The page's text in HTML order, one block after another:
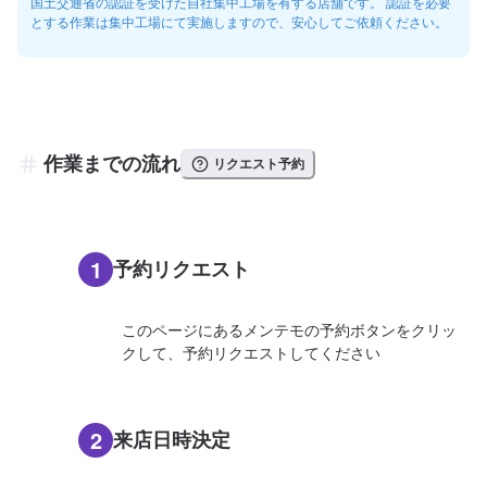
とする作業は集中工場にて実施しますので、安心してご依頼ください。
作業までの流れ リクエスト予約
1 予約リクエスト
このページにあるメンテモの予約ボタンをクリッ
クして、予約リクエストしてください
2 来店日時決定